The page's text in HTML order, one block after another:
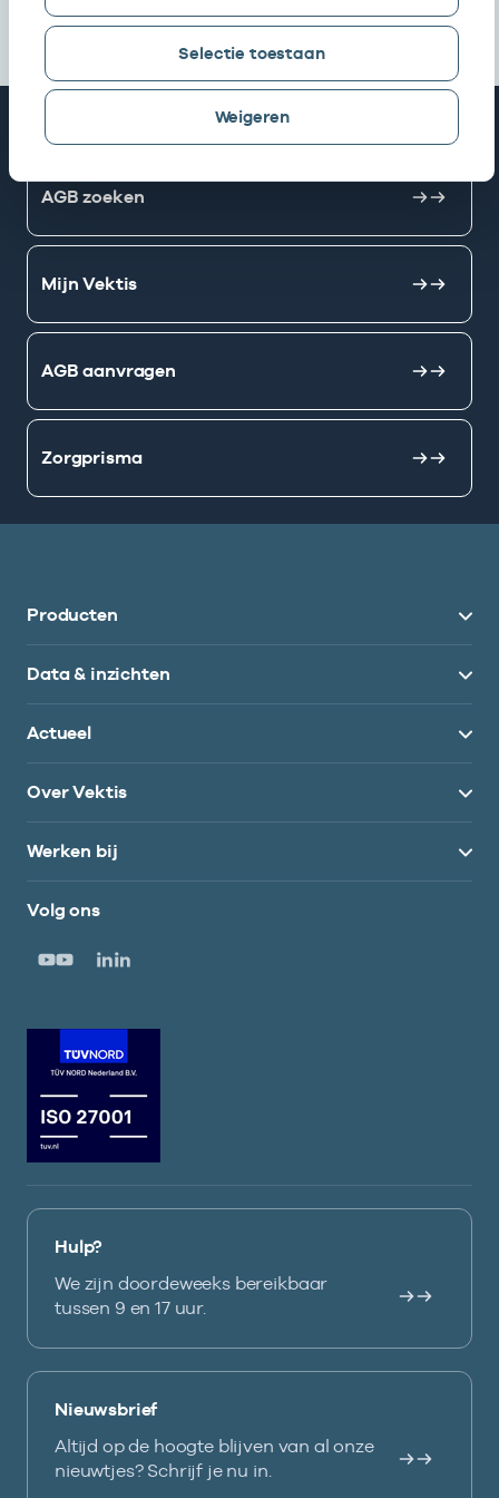
Selectie toestaan
Weigeren
AGB zoeken
Mijn Vektis
AGB aanvragen
Zorgprisma
Producten
Data & inzichten
Actueel
Over Vektis
Werken bij
Volg ons
Hulp?
We zijn doordeweeks bereikbaar
tussen 9 en 17 uur.
Nieuwsbrief
Altijd op de hoogte blijven van al onze
nieuwtjes? Schrijf je nu in.